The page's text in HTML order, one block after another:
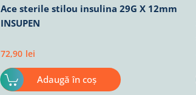
Ace sterile stilou insulina 29G X 12mm
INSUPEN
72,90 lei
Adaugă în coș